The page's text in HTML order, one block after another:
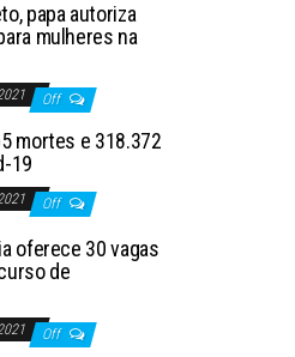
papa autoriza
mulheres na
Off
mortes e 318.372
19
Off
oferece 30 vagas
de
Off